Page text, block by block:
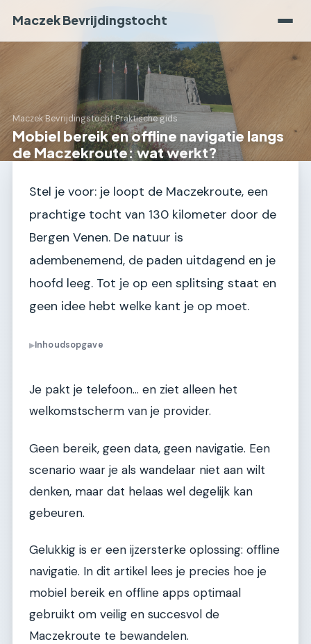
Maczek Bevrijdingstocht
Maczek Bevrijdingstocht›Praktische gids
Mobiel bereik en offline navigatie langs
de Maczekroute: wat werkt?
Stel je voor: je loopt de Maczekroute, een
prachtige tocht van 130 kilometer door de
Bergen Venen. De natuur is
adembenemend, de paden uitdagend en je
hoofd leeg. Tot je op een splitsing staat en
geen idee hebt welke kant je op moet.
▶Inhoudsopgave
Je pakt je telefoon… en ziet alleen het
welkomstscherm van je provider.
Geen bereik, geen data, geen navigatie. Een
scenario waar je als wandelaar niet aan wilt
denken, maar dat helaas wel degelijk kan
gebeuren.
Gelukkig is er een ijzersterke oplossing: offline
navigatie. In dit artikel lees je precies hoe je
mobiel bereik en offline apps optimaal
gebruikt om veilig en succesvol de
Maczekroute te bewandelen.